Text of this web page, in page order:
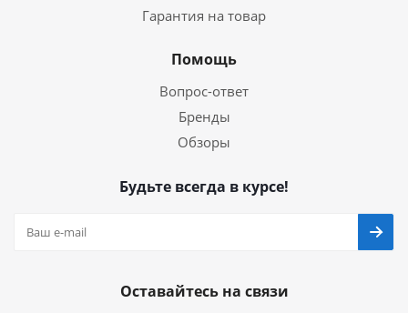
Гарантия на товар
Помощь
Вопрос-ответ
Бренды
Обзоры
Будьте всегда в курсе!
Оставайтесь на связи